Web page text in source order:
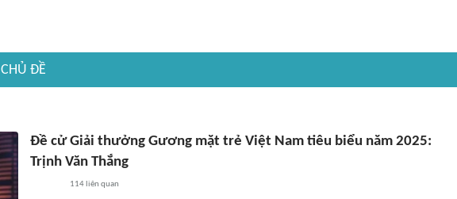
CHỦ ĐỀ
Đề cử Giải thưởng Gương mặt trẻ Việt Nam tiêu biểu năm 2025:
Trịnh Văn Thắng
114liên quan